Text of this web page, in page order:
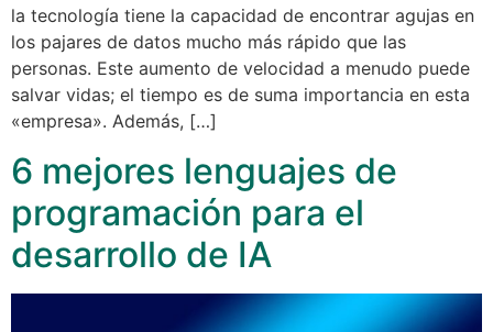
la tecnología tiene la capacidad de encontrar agujas en
los pajares de datos mucho más rápido que las
personas. Este aumento de velocidad a menudo puede
salvar vidas; el tiempo es de suma importancia en esta
«empresa». Además, […]
6 mejores lenguajes de
programación para el
desarrollo de IA